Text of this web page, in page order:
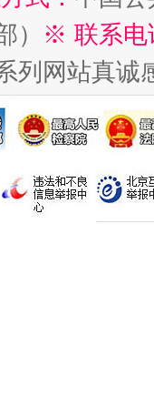
） ※ 联系电
列网站真诚